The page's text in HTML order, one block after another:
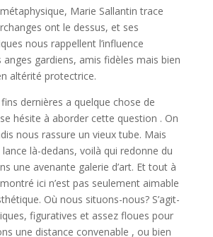
Marie Sallantin trace
ont le dessus, et ses
nous rappellent l’influence
gardiens, amis fidèles mais bien
altérité protectrice.
dernières a quelque chose de
hésite à aborder cette question . On
nous rassure un vieux tube. Mais
lance là-dedans, voilà qui redonne du
une avenante galerie d’art. Et tout à
ici n’est pas seulement aimable
Où nous situons-nous? S’agit-
figuratives et assez floues pour
une distance convenable , ou bien